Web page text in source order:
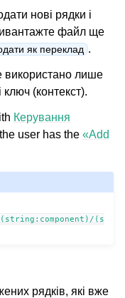
нові рядки і
файл ще
як переклад .
використано лише
(контекст).
Керування
user has the «Add
(s
рядків, які вже